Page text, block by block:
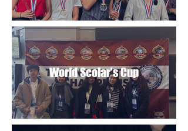
World Scolar's Cup